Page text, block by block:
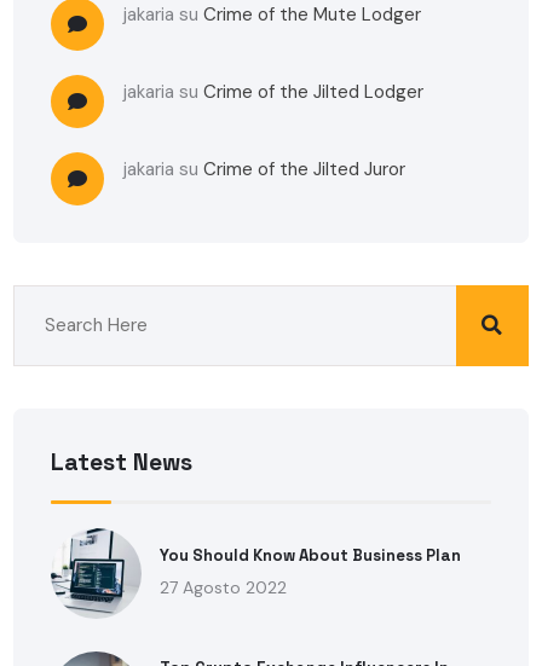
jakaria suCrime of the Mute Lodger
jakaria suCrime of the Jilted Lodger
jakaria suCrime of the Jilted Juror
Latest News
You Should Know About Business Plan
27 Agosto 2022